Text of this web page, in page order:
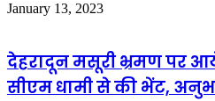
January 13, 2023
देहरादून मसूरी भ्रमण पर आये
सीएम धामी से की भेंट,